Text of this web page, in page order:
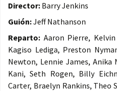
Director: Barry Jenkins
Guión:Jeff Nathanson
Reparto: Aaron Pierre,
Kagiso Lediga, Preston
Newton, Lennie James, Anika
Kani, Seth Rogen, Billy
Carter, Braelyn Rankins, Theo